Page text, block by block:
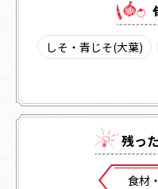
しそ・青じそ(大葉)
残っ
⾷材